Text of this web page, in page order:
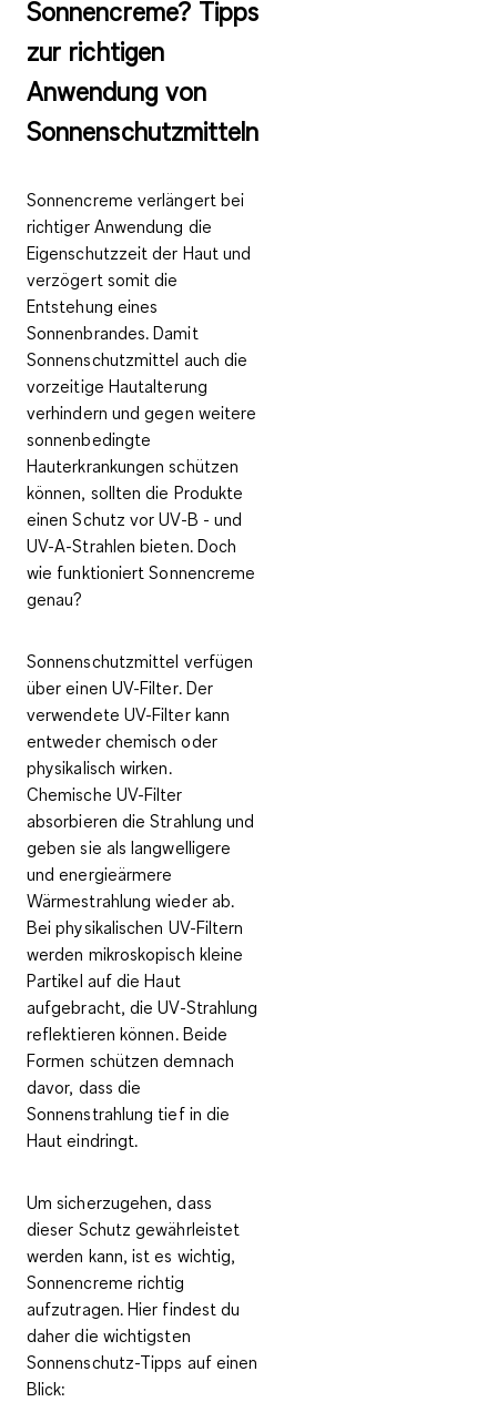
Sonnencreme? Tipps
zur richtigen
Anwendung von
Sonnenschutzmitteln
Sonnencreme verlängert bei
richtiger Anwendung die
Eigenschutzzeit der Haut und
verzögert somit die
Entstehung eines
Sonnenbrandes. Damit
Sonnenschutzmittel auch die
vorzeitige Hautalterung
verhindern und gegen weitere
sonnenbedingte
Hauterkrankungen schützen
können, sollten die Produkte
einen Schutz vor UV-B - und
UV-A-Strahlen bieten. Doch
wie funktioniert Sonnencreme
genau?
Sonnenschutzmittel verfügen
über einen UV-Filter. Der
verwendete UV-Filter kann
entweder chemisch oder
physikalisch wirken.
Chemische UV-Filter
absorbieren die Strahlung und
geben sie als langwelligere
und energieärmere
Wärmestrahlung wieder ab.
Bei physikalischen UV-Filtern
werden mikroskopisch kleine
Partikel auf die Haut
aufgebracht, die UV-Strahlung
reflektieren können. Beide
Formen schützen demnach
davor, dass die
Sonnenstrahlung tief in die
Haut eindringt.
Um sicherzugehen, dass
dieser Schutz gewährleistet
werden kann, ist es wichtig,
Sonnencreme richtig
aufzutragen. Hier findest du
daher die wichtigsten
Sonnenschutz-Tipps auf einen
Blick: